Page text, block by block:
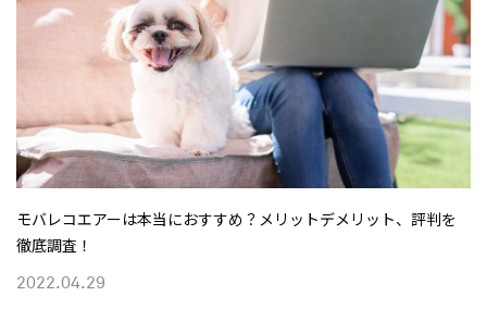
2022.04.29
モバレコエアーは本当におすすめ？メリットデメリット、評判を
徹底調査！